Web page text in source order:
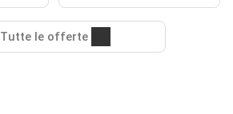
Tutte le offerte